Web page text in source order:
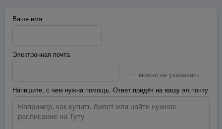
Ваше имя
Электронная почта
можно не указывать
Напишите, с чем нужна помощь. Ответ придёт на вашу эл.почту